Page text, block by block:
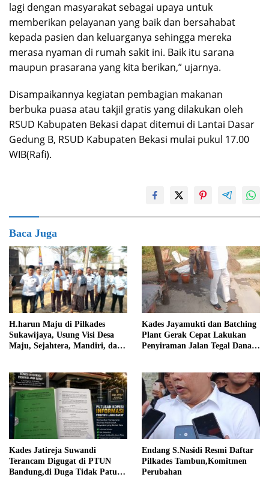
lagi dengan masyarakat sebagai upaya untuk
memberikan pelayanan yang baik dan bersahabat
kepada pasien dan keluarganya sehingga mereka
merasa nyaman di rumah sakit ini. Baik itu sarana
maupun prasarana yang kita berikan,” ujarnya.
Disampaikannya kegiatan pembagian makanan
berbuka puasa atau takjil gratis yang dilakukan oleh
RSUD Kabupaten Bekasi dapat ditemui di Lantai Dasar
Gedung B, RSUD Kabupaten Bekasi mulai pukul 17.00
WIB(Rafi).
Baca Juga
H.harun Maju di Pilkades
Sukawijaya, Usung Visi Desa
Maju, Sejahtera, Mandiri, dan
Kades Jayamukti dan Batching
Plant Gerak Cepat Lakukan
Penyiraman Jalan Tegal Danas
Kades Jatireja Suwandi
Terancam Digugat di PTUN
Bandung,di Duga Tidak Patuhi
Endang S.Nasidi Resmi Daftar
Pilkades Tambun,Komitmen
Perubahan